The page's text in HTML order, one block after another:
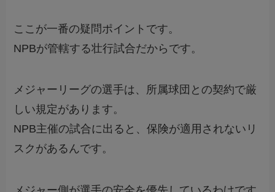
ここが一番の疑問ポイントです。
NPBが管轄する壮行試合だからです。
メジャーリーグの選手は、所属球団との契約で厳
しい規定があります。
NPB主催の試合に出ると、保険が適用されないリ
スクがあるんです。